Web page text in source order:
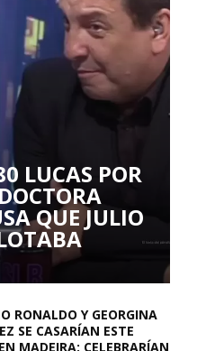
LUCAS POR
QUE JULIO
RONALDO Y GEORGINA
SE CASARÍAN ESTE
MADEIRA: CELEBRARÍAN